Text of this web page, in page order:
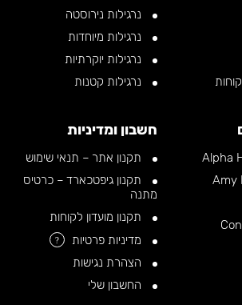
נרגילות נירוסטה
נרגילות מיוחדות
נרגילות יוקרתיות
נרגילות קטנות
חשבון ומדיניות
תקנון אתר – תנאי שימוש
תקנון גיפטכארד – כרטיס
מתנה
תקנון מועדון לקוחות
מדיניות פרטיות
?
הצהרת נגישות
החשבון שלי